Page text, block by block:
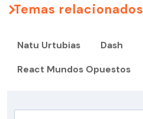
Temas relacionados
Natu Urtubias Dash
React Mundos Opuestos